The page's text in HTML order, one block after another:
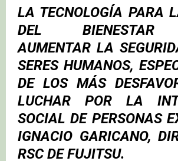
LA TECNOLOGÍA PARA
DEL BIENESTAR
AUMENTAR LA
SERES HUMANOS,
DE LOS MÁS
LUCHAR POR LA
SOCIAL DE PERSONAS
IGNACIO GARICANO,
RSC DE FUJITSU.